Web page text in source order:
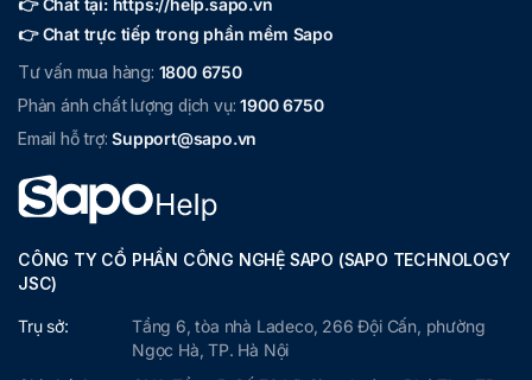
👉 Chat tại: https://help.sapo.vn
👉 Chat trực tiếp trong phần mềm Sapo
Tư vấn mua hàng: 1800 6750
Phản ánh chất lượng dịch vụ:1900 6750
Email hỗ trợ:Support@sapo.vn
CÔNG TY CỔ PHẦN CÔNG NGHỆ SAPO (SAPO TECHNOLOGY
JSC)
Trụ sở:
Tầng 6, tòa nhà Ladeco, 266 Đội Cấn, phường
Ngọc Hà, TP. Hà Nội